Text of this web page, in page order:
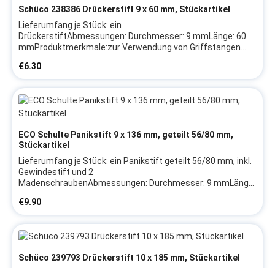
Schüco 238386 Drückerstift 9 x 60 mm, Stückartikel
Lieferumfang je Stück: ein
DrückerstiftAbmessungen: Durchmesser: 9 mmLänge: 60
mmProduktmerkmale:zur Verwendung von Griffstangen
durchgehender AusführungHerstellerangaben:Firma:
SchücoHerstellerartikel: 238386Hinweis: Wir empfehlen, das
Austauschen von Beschlagteilen sowie das Justieren des
Fensters/der Tür durch eine Fachkraft vornehmen zu lassen
Regular price:
€6.30
ECO Schulte Panikstift 9 x 136 mm, geteilt 56/80 mm,
Stückartikel
Lieferumfang je Stück: ein Panikstift geteilt 56/80 mm, inkl.
Gewindestift und 2
MadenschraubenAbmessungen: Durchmesser: 9 mmLänge:
Längsnut in geteilter AusführungHerstellerangaben:Firma:
ECOHerstellerartikel: 109018294300030Hinweis: Wir
empfehlen, das Austauschen von Beschlagteilen sowie das
Justieren des Fensters/der Tür durch eine Fachkraft
Regular price:
€9.90
Schüco 239793 Drückerstift 10 x 185 mm, Stückartikel